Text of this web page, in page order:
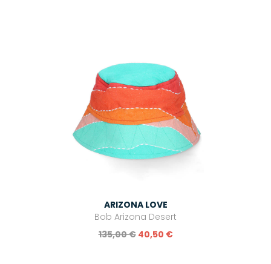
ARIZONA LOVE
Bob Arizona Desert
135,00 € 40,50 €